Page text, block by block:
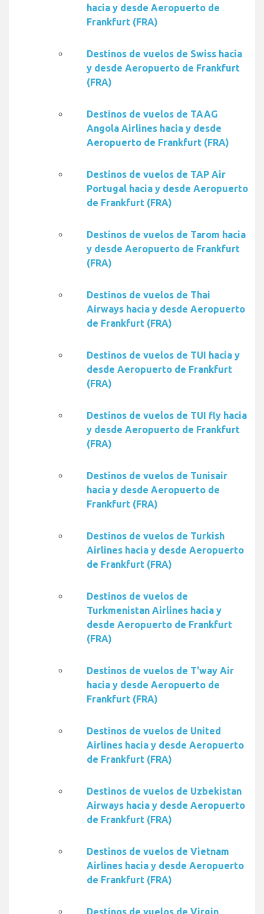
hacia y desde Aeropuerto de
Frankfurt (FRA)
Destinos de vuelos de Swiss hacia
y desde Aeropuerto de Frankfurt
(FRA)
Destinos de vuelos de TAAG
Angola Airlines hacia y desde
Aeropuerto de Frankfurt (FRA)
Destinos de vuelos de TAP Air
Portugal hacia y desde Aeropuerto
de Frankfurt (FRA)
Destinos de vuelos de Tarom hacia
y desde Aeropuerto de Frankfurt
(FRA)
Destinos de vuelos de Thai
Airways hacia y desde Aeropuerto
de Frankfurt (FRA)
Destinos de vuelos de TUI hacia y
desde Aeropuerto de Frankfurt
(FRA)
Destinos de vuelos de TUI fly hacia
y desde Aeropuerto de Frankfurt
(FRA)
Destinos de vuelos de Tunisair
hacia y desde Aeropuerto de
Frankfurt (FRA)
Destinos de vuelos de Turkish
Airlines hacia y desde Aeropuerto
de Frankfurt (FRA)
Destinos de vuelos de
Turkmenistan Airlines hacia y
desde Aeropuerto de Frankfurt
(FRA)
Destinos de vuelos de T'way Air
hacia y desde Aeropuerto de
Frankfurt (FRA)
Destinos de vuelos de United
Airlines hacia y desde Aeropuerto
de Frankfurt (FRA)
Destinos de vuelos de Uzbekistan
Airways hacia y desde Aeropuerto
de Frankfurt (FRA)
Destinos de vuelos de Vietnam
Airlines hacia y desde Aeropuerto
de Frankfurt (FRA)
Destinos de vuelos de Virgin